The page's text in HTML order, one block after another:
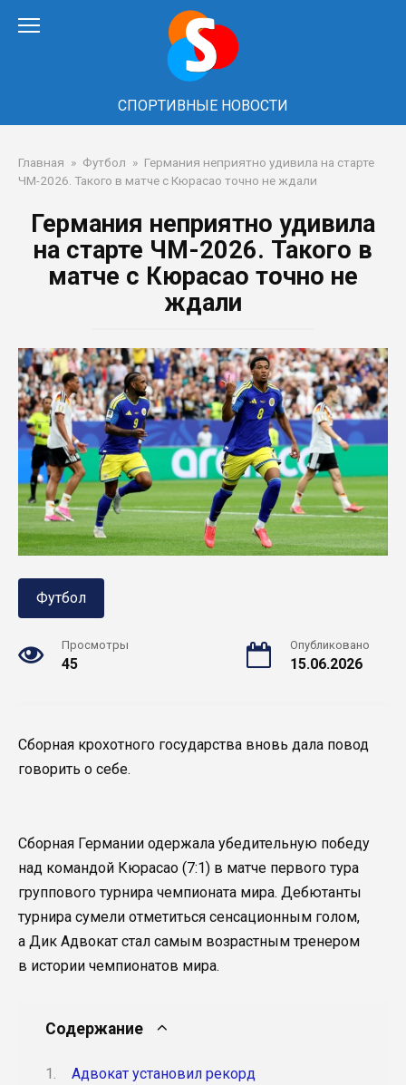
СПОРТИВНЫЕ НОВОСТИ
Главная » Футбол » Германия неприятно удивила на старте
ЧМ-2026. Такого в матче с Кюрасао точно не ждали
Германия неприятно удивила
на старте ЧМ-2026. Такого в
матче с Кюрасао точно не
ждали
Футбол
Просмотры
45
Опубликовано
15.06.2026
Сборная крохотного государства вновь дала повод
говорить о себе.
Сборная Германии одержала убедительную победу
над командой Кюрасао (7:1) в матче первого тура
группового турнира чемпионата мира. Дебютанты
турнира сумели отметиться сенсационным голом,
а Дик Адвокат стал самым возрастным тренером
в истории чемпионатов мира.
Содержание
Адвокат установил рекорд